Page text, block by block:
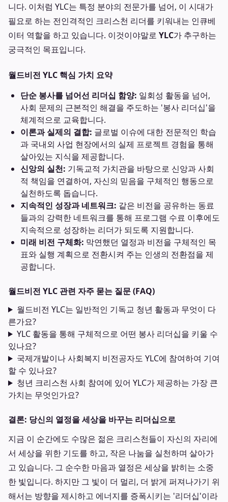
니다. 이처럼 YLC는 특정 분야의 전문가를 넘어, 이 시대가
필요로 하는 전인격적인 크리스천 리더를 키워내는 인큐베
이터 역할을 하고 있습니다. 이것이야말로 YLC가 추구하는
궁극적인 목표입니다.
월드비전 YLC 핵심 가치 요약
단순 봉사를 넘어선 리더십 함양: 일회성 활동을 넘어,
사회 문제의 근본적인 해결을 주도하는 '봉사 리더십'을
체계적으로 교육합니다.
이론과 실제의 결합: 글로벌 이슈에 대한 전문적인 학습
과 국내외 사업 현장에서의 실제 프로젝트 경험을 통해
살아있는 지식을 제공합니다.
신앙의 실천: 기독교적 가치관을 바탕으로 신앙과 사회
적 책임을 연결하여, 자신의 믿음을 구체적인 행동으로
실천하도록 돕습니다.
지속적인 성장과 네트워크: 같은 비전을 공유하는 동료
들과의 강력한 네트워크를 통해 프로그램 수료 이후에도
지속적으로 성장하는 리더가 되도록 지원합니다.
미래 비전 구체화: 막연했던 열정과 비전을 구체적인 목
표와 실행 계획으로 전환시켜 주는 인생의 전환점을 제
공합니다.
월드비전 YLC 관련 자주 묻는 질문 (FAQ)
월드비전 YLC는 일반적인 기독교 청년 활동과 무엇이 다
른가요?
YLC 활동을 통해 구체적으로 어떤 봉사 리더십을 키울 수
있나요?
국제개발이나 사회복지 비전공자도 YLC에 참여하여 기여
할 수 있나요?
청년 크리스천 사회 참여에 있어 YLC가 제공하는 가장 큰
가치는 무엇인가요?
결론: 당신의 열정을 세상을 바꾸는 리더십으로
지금 이 순간에도 수많은 젊은 크리스천들이 자신의 자리에
서 세상을 위한 기도를 하고, 작은 나눔을 실천하며 살아가
고 있습니다. 그 순수한 마음과 열정은 세상을 밝히는 소중
한 빛입니다. 하지만 그 빛이 더 멀리, 더 밝게 퍼져나가기 위
해서는 방향을 제시하고 에너지를 증폭시키는 '리더십'이라